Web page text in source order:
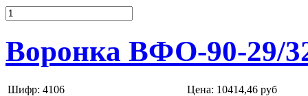
Воронка ВФО-90-29/
Шифр: 4106 Цена: 10414,46 руб